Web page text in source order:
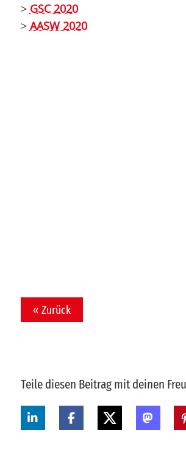
> GSC 2020
> AASW 2020
« Zurück
Teile diesen Beitrag mit deinen